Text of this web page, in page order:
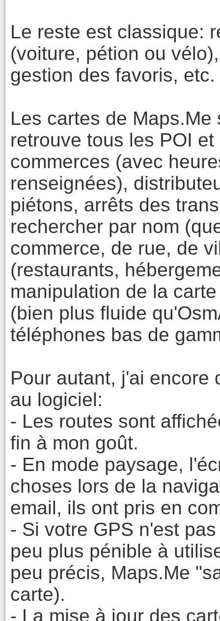
Le reste est classique:
(voiture, pétion ou
gestion des favoris, etc.
Les cartes de
retrouve tous les POI
commerces (avec
renseignées),
piétons, arrêts des
rechercher par nom
commerce, de rue, de
(restaurants,
manipulation de la
(bien plus fluide
téléphones bas de
Pour autant, j'ai encore
au logiciel:
- Les routes sont
fin à mon goût.
- En mode paysage,
choses lors de la
email, ils ont pris en
- Si votre GPS n'est
peu plus pénible à
peu précis, Maps.Me
carte).
- La mise à jour des